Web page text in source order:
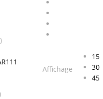
Affichage
15
30
45